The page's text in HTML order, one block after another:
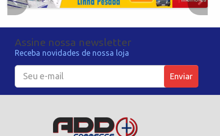
Assine nossa newsletter
Receba novidades de nossa loja
Enviar